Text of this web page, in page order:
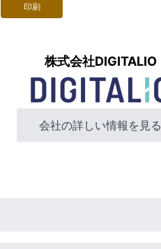
印刷
株式会社DIGITALIO
会社の詳しい情報を見る